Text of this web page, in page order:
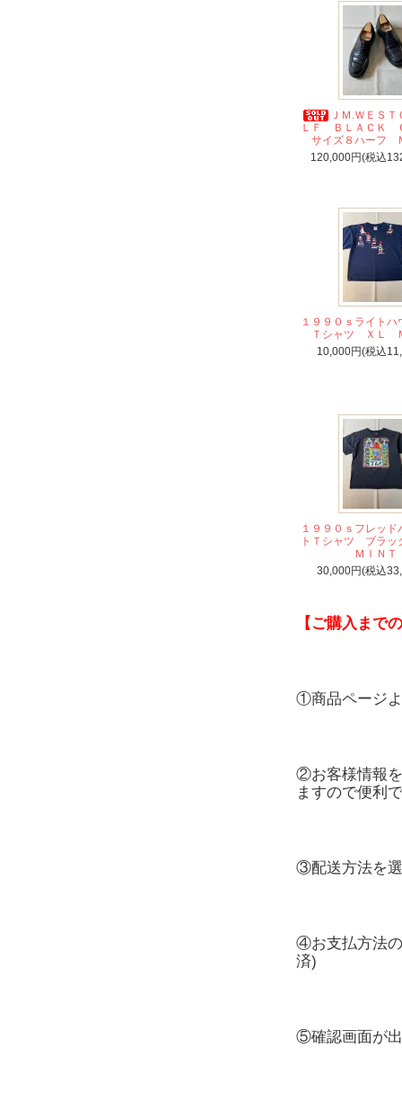
ＪＭ.ＷＥＳ
ＬＦ ＢＬＡＣＫ
サイズ８ハーフ
120,000円(税込
１９９０ｓライト
Ｔシャツ ＸＬ
10,000円(税込
１９９０ｓフレッ
トＴシャツ ブラ
ＭＩＮＴ
30,000円(税込
【ご購入まで
①商品ページ
②お客様情報
ますので便利
③配送方法を
④お支払方法
済)
⑤確認画面が